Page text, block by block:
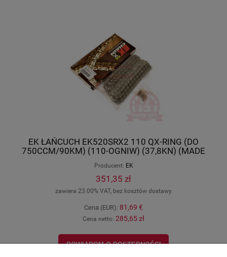
EK ŁAŃCUCH EK520SRX2 110 QX-RING (DO
750CCM/90KM) (110-OGNIW) (37,8KN) (MADE
Producent: EK
351,35 zł
zawiera 23.00% VAT, bez kosztów dostawy
Cena (EUR): 81,69 €
Cena netto: 285,65 zł
POWIADOM O DOSTĘPNOŚCI